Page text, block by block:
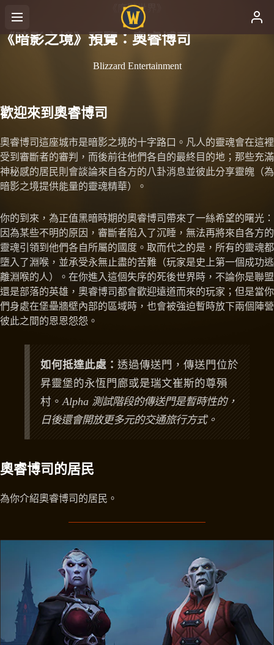
《魔獸世界》
《暗影之境》預覽：奧睿博司
Blizzard Entertainment
歡迎來到奧睿博司
奧睿博司這座城市是暗影之境的十字路口。凡人的靈魂會在這裡
受到審斷者的審判，而後前往他們各自的最終目的地；那些充滿
神秘感的居民則會談論來自各方的八卦消息並彼此分享靈魄（為
暗影之境提供能量的靈魂精華）。
你的到來，為正值黑暗時期的奧睿博司帶來了一絲希望的曙光：
因為某些不明的原因，審斷者陷入了沉睡，無法再將來自各方的
靈魂引領到他們各自所屬的國度。取而代之的是，所有的靈魂都
墮入了淵喉，並承受永無止盡的苦難（玩家是史上第一個成功逃
離淵喉的人）。在你進入這個失序的死後世界時，不論你是聯盟
還是部落的英雄，奧睿博司都會歡迎遠道而來的玩家；但是當你
們身處在堡壘牆壁內部的區域時，也會被強迫暫時放下兩個陣營
彼此之間的恩恩怨怨。
如何抵達此處：透過傳送門，傳送門位於
昇靈堡的永恆門廊或是瑞文崔斯的尊殞
村。Alpha 測試階段的傳送門是暫時性的，
日後還會開放更多元的交通旅行方式。
奧睿博司的居民
為你介紹奧睿博司的居民。